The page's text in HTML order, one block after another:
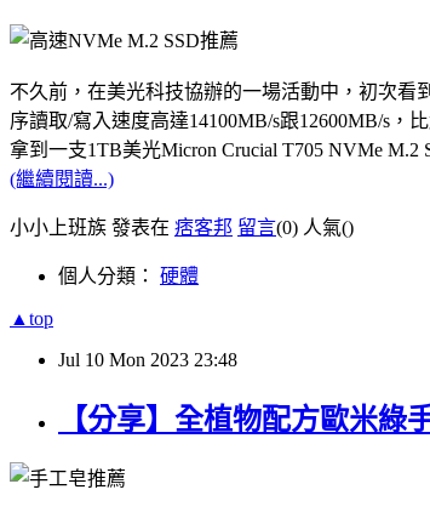
不久前，在美光科技協辦的一場活動中，初次看
序讀取/寫入速度高達14100MB/s跟12600MB/s，
拿到一支1TB美光Micron Crucial T705 NVMe
(繼續閱讀...)
小小上班族 發表在 痞客邦 留言(0) 人氣()
個人分類： 硬體
▲top
Jul 10 Mon 2023 23:48
【分享】全植物配方歐米